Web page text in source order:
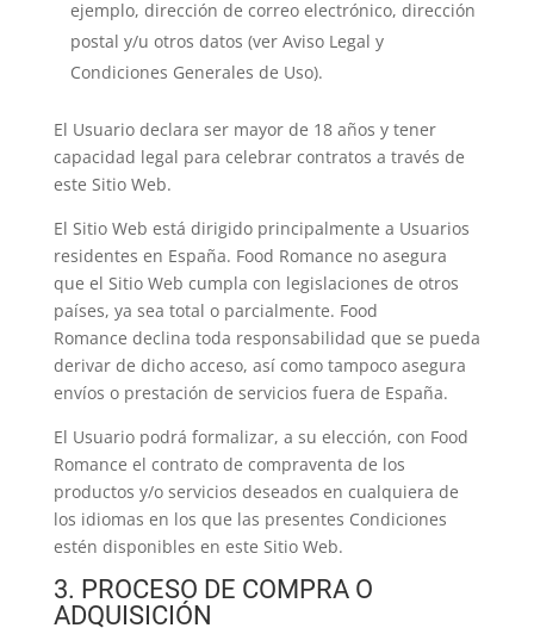
ejemplo, dirección de correo electrónico, dirección
postal y/u otros datos (ver Aviso Legal y
Condiciones Generales de Uso).
El Usuario declara ser mayor de 18 años y tener
capacidad legal para celebrar contratos a través de
este Sitio Web.
El Sitio Web está dirigido principalmente a Usuarios
residentes en España. Food Romance no asegura
que el Sitio Web cumpla con legislaciones de otros
países, ya sea total o parcialmente. Food
Romance declina toda responsabilidad que se pueda
derivar de dicho acceso, así como tampoco asegura
envíos o prestación de servicios fuera de España.
El Usuario podrá formalizar, a su elección, con Food
Romance el contrato de compraventa de los
productos y/o servicios deseados en cualquiera de
los idiomas en los que las presentes Condiciones
estén disponibles en este Sitio Web.
3. PROCESO DE COMPRA O
ADQUISICIÓN